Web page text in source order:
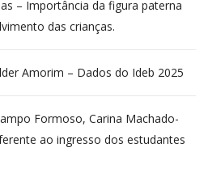
– Importância da figura paterna
das crianças.
Amorim – Dados do Ideb 2025
Formoso, Carina Machado-
ao ingresso dos estudantes